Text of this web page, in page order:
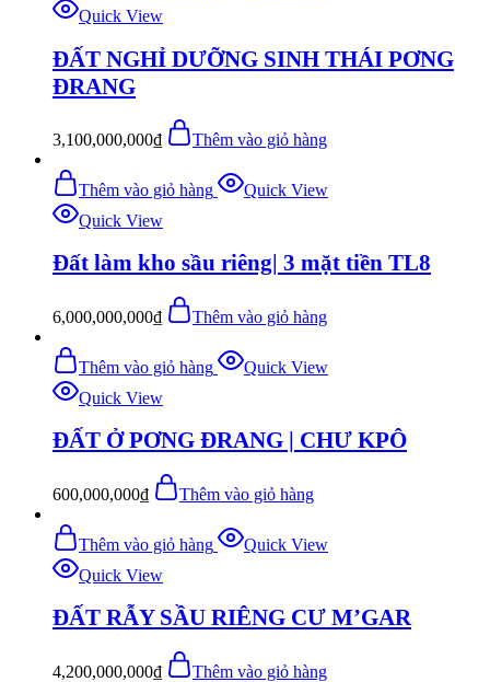
Quick View
ĐẤT NGHỈ DƯỠNG SINH THÁI PƠNG
ĐRANG
3,100,000,000₫ Thêm vào giỏ hàng
Thêm vào giỏ hàng
Quick View
Quick View
Đất làm kho sầu riêng| 3 mặt tiền TL8
6,000,000,000₫ Thêm vào giỏ hàng
Thêm vào giỏ hàng
Quick View
Quick View
ĐẤT Ở PƠNG ĐRANG | CHƯ KPÔ
600,000,000₫ Thêm vào giỏ hàng
Thêm vào giỏ hàng
Quick View
Quick View
ĐẤT RẪY SẦU RIÊNG CƯ M’GAR
4,200,000,000₫ Thêm vào giỏ hàng